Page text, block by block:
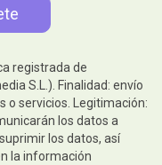
registrada de
S.L.). Finalidad: envío
o servicios. Legitimación:
los datos a
los datos, así
la información